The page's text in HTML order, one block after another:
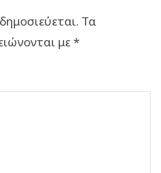
Τα
με*